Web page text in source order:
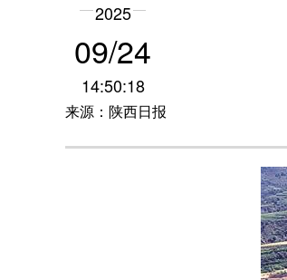
2025
09/24
14:50:18
来源：陕西日报